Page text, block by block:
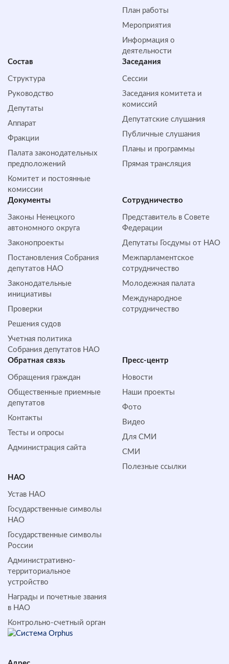
План работы
Мероприятия
Информация о
деятельности
Состав
Структура
Руководство
Депутаты
Аппарат
Фракции
Палата законодательных
предположений
Комитет и постоянные
комиссии
Заседания
Сессии
Заседания комитета и
комиссий
Депутатские слушания
Публичные слушания
Планы и программы
Прямая трансляция
Документы
Законы Ненецкого
автономного округа
Законопроекты
Постановления Собрания
депутатов НАО
Законодательные
инициативы
Проверки
Решения судов
Учетная политика
Собрания депутатов НАО
Сотрудничество
Представитель в Совете
Федерации
Депутаты Госдумы от НАО
Межпарламентское
сотрудничество
Молодежная палата
Международное
сотрудничество
Обратная cвязь
Обращения граждан
Общественные приемные
депутатов
Контакты
Тесты и опросы
Администрация сайта
Пресс-центр
Новости
Наши проекты
Фото
Видео
Для СМИ
СМИ
Полезные ссылки
НАО
Устав НАО
Государственные символы
НАО
Государственные символы
России
Административно-
территориальное
устройство
Награды и почетные звания
в НАО
Контрольно-счетный орган